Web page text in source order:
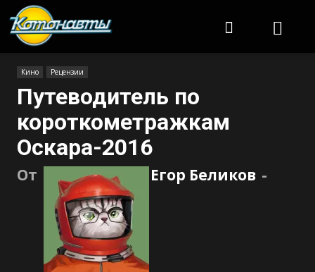
Кино Рецензии
Путеводитель по
короткометражкам
Оскара-2016
От Егор Беликов -